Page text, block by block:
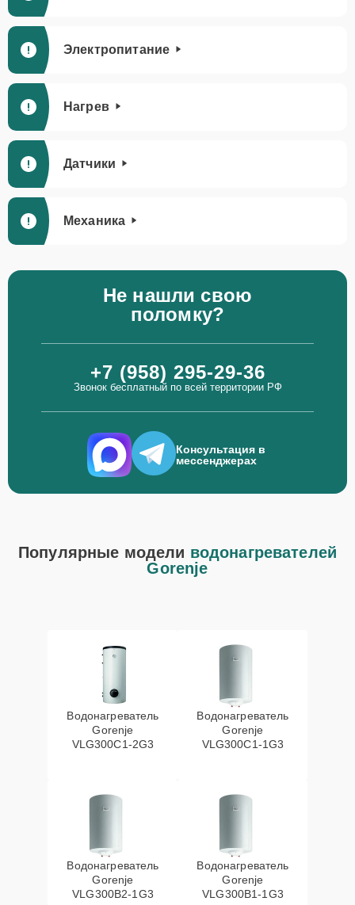
Электропитание
Нагрев
Датчики
Механика
Не нашли свою
поломку?
+7 (958) 295-29-36
Звонок бесплатный по всей территории РФ
Консультация в
мессенджерах
Популярные модели водонагревателей
Gorenje
Водонагреватель
Gorenje
VLG300C1-2G3
Водонагреватель
Gorenje
VLG300C1-1G3
Водонагреватель
Gorenje
VLG300B2-1G3
Водонагреватель
Gorenje
VLG300B1-1G3